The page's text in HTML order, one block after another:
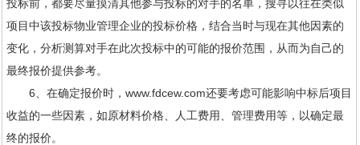
投标前，都要尽量摸清其他参与投标的对手的名单，搜寻以往在类似
项目中该投标物业管理企业的投标价格，结合当时与现在其他因素的
变化，分析测算对手在此次投标中的可能的报价范围，从而为自己的
最终报价提供参考。
6、在确定报价时，www.fdcew.com还要考虑可能影响中标后项目
收益的一些因素，如原材料价格、人工费用、管理费用等，以确定最
终的报价。